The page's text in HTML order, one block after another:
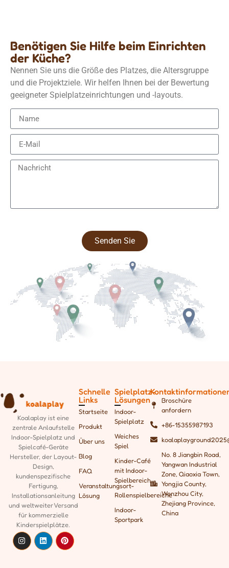
Benötigen Sie Hilfe beim Einrichten
der Küche?
Nennen Sie uns die Größe des Platzes, die Altersgruppe
und die Projektziele. Wir helfen Ihnen bei der Bewertung
geeigneter Spielplatzeinrichtungen und -layouts.
Senden Sie
Koalaplay ist eine
zentrale Anlaufstelle
Indoor-Spielplatz und
Spielcafé-Geräte
Hersteller, der Layout-
Design,
kundenspezifische
Fertigung,
Installationsanleitung
und weltweiter Versand
für kommerzielle
Kinderspielplätze.
Schnelle
Links
Startseite
Produkt
Über uns
Blog
FAQ
Veranstaltungsort-
Lösung
Spielplatz-
Lösungen
Indoor-
Spielplatz
Weiches
Spiel
Kinder-Café
mit Indoor-
Spielbereich
Rollenspielbereiche
Indoor-
Sportpark
Broschüre
anfordern
+86-15355987193
No. 8 Jiangbin Road,
Yangwan Industrial
Zone, Qiaoxia Town,
Yongjia County,
Wenzhou City,
Zhejiang Province,
China